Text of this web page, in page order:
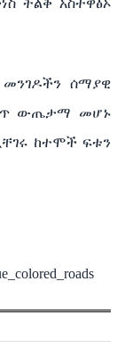
ትልቅ አስተዋፅኦ
ሰማያዊ
ውጤታማ መሆኑ
ከተሞች ፍቱን